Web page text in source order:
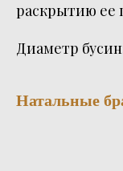
раскрытию ее
Диаметр
Натальные